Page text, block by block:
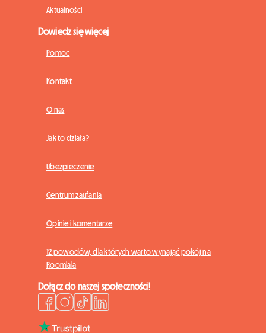
Aktualności
Dowiedz się więcej
Pomoc
Kontakt
O nas
Jak to działa?
Ubezpieczenie
Centrum zaufania
Opinie i komentarze
12 powodów, dla których warto wynająć pokój na
Roomlala
Dołącz do naszej społeczności!